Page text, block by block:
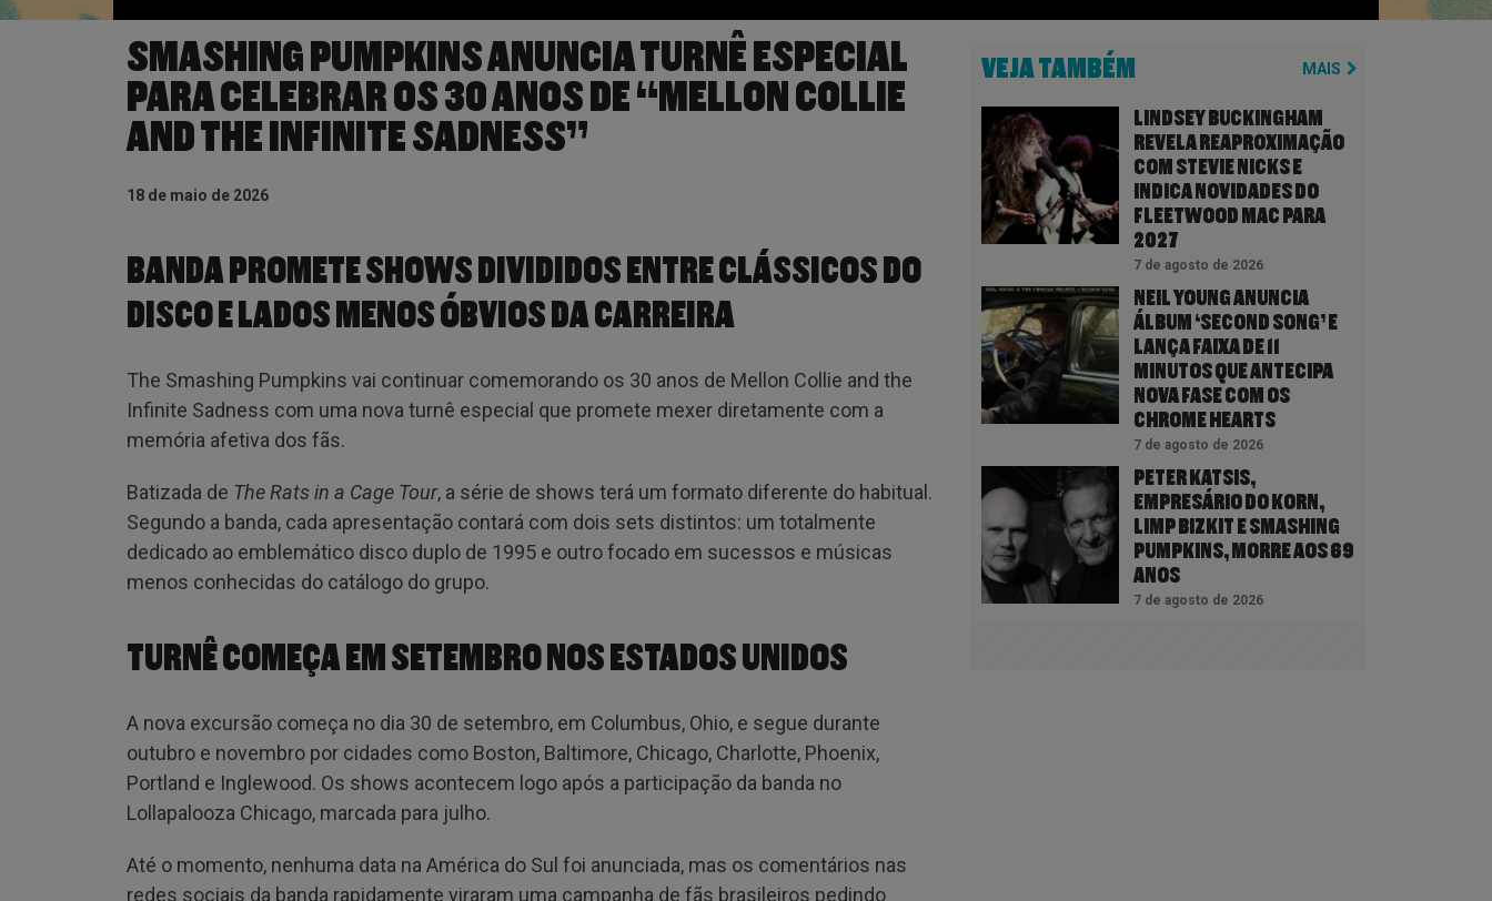
SMASHING PUMPKINS ANUNCIA TURNÊ ESPECIAL
PARA CELEBRAR OS 30 ANOS DE “MELLON COLLIE
AND THE INFINITE SADNESS”
18 de maio de 2026
BANDA PROMETE SHOWS DIVIDIDOS ENTRE CLÁSSICOS DO
DISCO E LADOS MENOS ÓBVIOS DA CARREIRA
The Smashing Pumpkins vai continuar comemorando os 30 anos de Mellon Collie and the
Infinite Sadness com uma nova turnê especial que promete mexer diretamente com a
memória afetiva dos fãs.
Batizada de The Rats in a Cage Tour, a série de shows terá um formato diferente do habitual.
Segundo a banda, cada apresentação contará com dois sets distintos: um totalmente
dedicado ao emblemático disco duplo de 1995 e outro focado em sucessos e músicas
menos conhecidas do catálogo do grupo.
TURNÊ COMEÇA EM SETEMBRO NOS ESTADOS UNIDOS
A nova excursão começa no dia 30 de setembro, em Columbus, Ohio, e segue durante
outubro e novembro por cidades como Boston, Baltimore, Chicago, Charlotte, Phoenix,
Portland e Inglewood. Os shows acontecem logo após a participação da banda no
Lollapalooza Chicago, marcada para julho.
Até o momento, nenhuma data na América do Sul foi anunciada, mas os comentários nas
redes sociais da banda rapidamente viraram uma campanha de fãs brasileiros pedindo
VEJA TAMBÉM MAIS
LINDSEY BUCKINGHAM
REVELA REAPROXIMAÇÃO
COM STEVIE NICKS E
INDICA NOVIDADES DO
FLEETWOOD MAC PARA
2027
7 de agosto de 2026
NEIL YOUNG ANUNCIA
ÁLBUM ‘SECOND SONG’ E
LANÇA FAIXA DE 11
MINUTOS QUE ANTECIPA
NOVA FASE COM OS
CHROME HEARTS
7 de agosto de 2026
PETER KATSIS,
EMPRESÁRIO DO KORN,
LIMP BIZKIT E SMASHING
PUMPKINS, MORRE AOS 69
ANOS
7 de agosto de 2026